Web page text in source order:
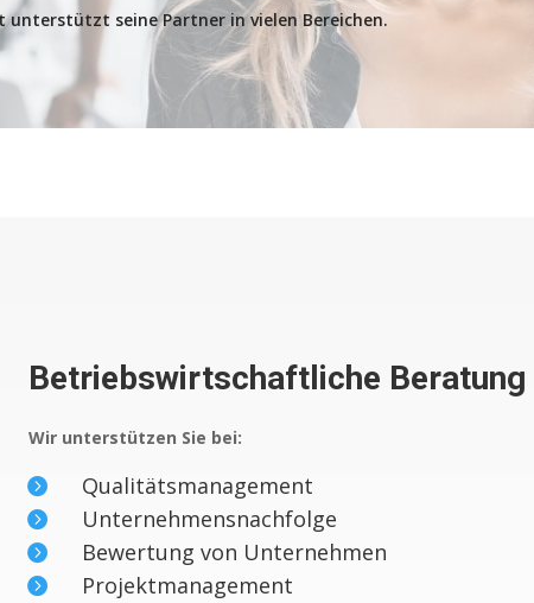
unterstützt seine Partner in vielen Bereichen.
Betriebswirtschaftliche Beratung
Wir unterstützen Sie bei:
 Qualitätsmanagement
 Unternehmensnachfolge
 Bewertung von Unternehmen
 Projektmanagement